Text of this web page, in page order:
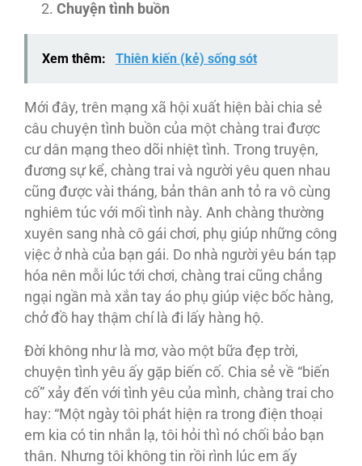
Chuyện tình buồn
Xem thêm: Thiên kiến (kẻ) sống sót
Mới đây, trên mạng xã hội xuất hiện bài chia sẻ
câu chuyện tình buồn của một chàng trai được
cư dân mạng theo dõi nhiệt tình. Trong truyện,
đương sự kể, chàng trai và người yêu quen nhau
cũng được vài tháng, bản thân anh tỏ ra vô cùng
nghiêm túc với mối tình này. Anh chàng thường
xuyên sang nhà cô gái chơi, phụ giúp những công
việc ở nhà của bạn gái. Do nhà người yêu bán tạp
hóa nên mỗi lúc tới chơi, chàng trai cũng chẳng
ngại ngần mà xắn tay áo phụ giúp việc bốc hàng,
chở đồ hay thậm chí là đi lấy hàng hộ.
Ðời không như là mơ, vào một bữa đẹp trời,
chuyện tình yêu ấy gặp biến cố. Chia sẻ về “biến
cố” xảy đến với tình yêu của mình, chàng trai cho
hay: “Một ngày tôi phát hiện ra trong điện thoại
em kia có tin nhắn lạ, tôi hỏi thì nó chối bảo bạn
thân. Nhưng tôi không tin rồi rình lúc em ấy